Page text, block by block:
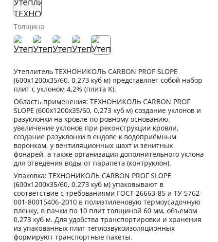
Толщина
Утеплитель ТЕХНОНИКОЛЬ CARBON PROF SLOPE
(600x1200x35/60, 0,273 куб м) представляет собой набор
плит с уклоном 4,2% (плита K).
Область применения: ТЕХНОНИКОЛЬ CARBON PROF
SLOPE (600x1200x35/60, 0,273 куб м) создание уклонов и
разуклонки на кровле по ровному основанию,
увеличение уклонов при реконструкции кровли,
создание разуклонки в ендове к водоприёмным
воронкам, у вентиляционных шахт и зенитных
фонарей, а также организация дополнительного уклона
для отведения воды от парапета (контруклон).
Упаковка: ТЕХНОНИКОЛЬ CARBON PROF SLOPE
(600x1200x35/60, 0,273 куб м) упаковывают в
соответствие с требованиями ГОСТ 26663-85 и ТУ 5762-
001-80015406-2010 в полиэтиленовую термоусадочную
пленку, в пачки по 10 плит толщиной 60 мм, объемом
0,273 куб м. Для удобства транспортировки и хранения
из упакованных плит теплозвукоизоляционных
формируют транспортные пакеты.